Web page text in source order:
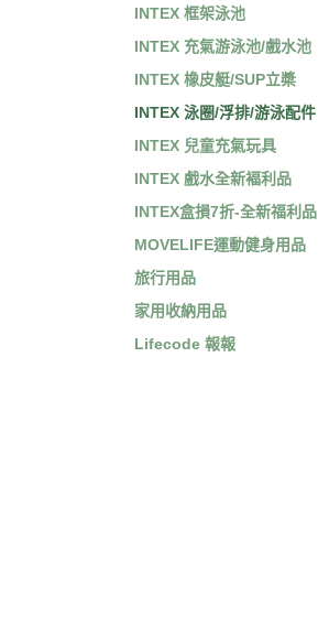
INTEX 框架泳池
INTEX 充氣游泳池/戲水池
INTEX 橡皮艇/SUP立槳
INTEX 泳圈/浮排/游泳配件
INTEX 兒童充氣玩具
INTEX 戲水全新褔利品
INTEX盒損7折-全新福利品
MOVELIFE運動健身用品
旅行用品
家用收納用品
Lifecode 報報